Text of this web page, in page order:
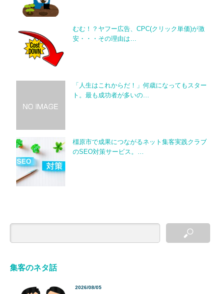
むむ！？ヤフー広告、CPC(クリック単価)が激
安・・・その理由は…
「人生はこれからだ！」何歳になってもスター
ト。最も成功者が多いの…
橿原市で成果につながるネット集客実践クラブ
のSEO対策サービス。…
集客のネタ話
2026/08/05